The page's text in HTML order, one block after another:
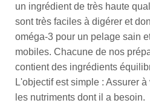
un ingrédient de très haute
sont très faciles à digérer et
oméga-3 pour un pelage sain
mobiles. Chacune de nos
contient des ingrédients
L'objectif est simple : Assurer
les nutriments dont il a besoin.